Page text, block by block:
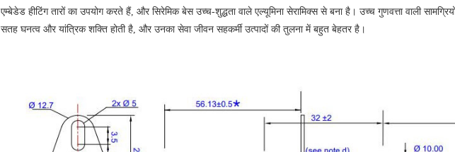
एम्बेडेड हीटिंग तारों का उपयोग करते हैं, और सिरेमिक बेस उच्च-शुद्धता वाले एल्यूमिना सेरामिक्स से बना है। उच्च गुणवत्ता वाली
सतह घनत्व और यांत्रिक शक्ति होती है, और उनका सेवा जीवन सहकर्मी उत्पादों की तुलना में बहुत बेहतर है।